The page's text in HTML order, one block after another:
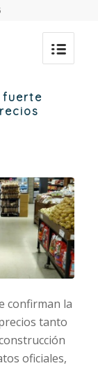
fuerte
confirman la
tanto
oficiales,